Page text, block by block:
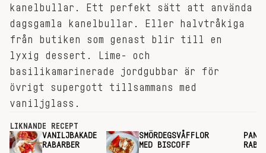
kanelbullar. Ett perfekt sätt att använda
dagsgamla kanelbullar. Eller halvtråkiga
från butiken som genast blir till en
lyxig dessert. Lime- och
basilikamarinerade jordgubbar är för
övrigt supergott tillsammans med
vaniljglass.
LIKNANDE RECEPT
VANILJBAKADE
RABARBER
SMÖRDEGSVÅFFLOR
MED BISCOFF